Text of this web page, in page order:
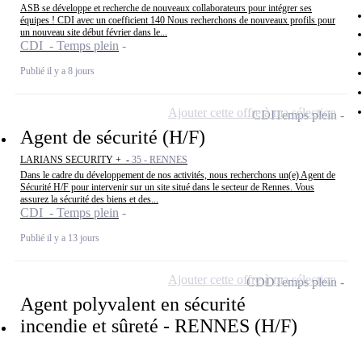
ASB se développe et recherche de nouveaux collaborateurs pour intégrer ses
équipes ! CDI avec un coefficient 140 Nous recherchons de nouveaux profils pour
un nouveau site début février dans le...
CDI - Temps plein
Publié il y a 8 jours
Agent de sécurité (H/F)
LARIANS SECURITY + - 35 - RENNES
Dans le cadre du développement de nos activités, nous recherchons un(e) Agent de
Sécurité H/F pour intervenir sur un site situé dans le secteur de Rennes. Vous
assurez la sécurité des biens et des...
CDI - Temps plein
Publié il y a 13 jours
CDITemps plein
Ajouter cette offre à ma sélection
Agent polyvalent en sécurité
incendie et sûreté - RENNES (H/F)
CDDTemps plein
Ajouter cette offre à ma sélection